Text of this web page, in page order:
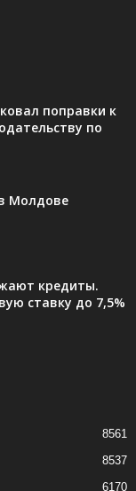
поправки к
по
Молдове
кредиты.
ставку до 7,5%
8561
8537
6170